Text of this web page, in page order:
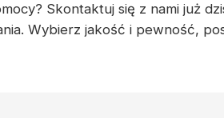
Skontaktuj się z nami już
Wybierz jakość i pewność,